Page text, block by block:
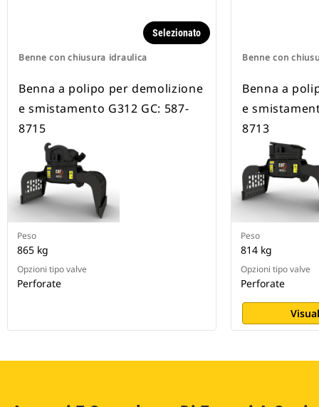
Benne con chiusura idraulica
Selezionato
Benna a polipo per demolizione
e smistamento G312 GC: 587-
8715
Peso
865 kg
Opzioni tipo valve
Perforate
Benne con
Benna a
e
8713
Peso
814 kg
Opzioni tipo valve
Perforate